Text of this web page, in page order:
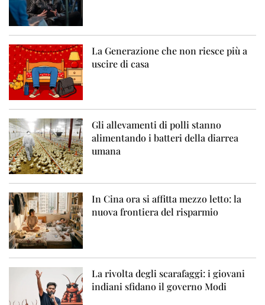
La Generazione che non riesce più a
uscire di casa
Gli allevamenti di polli stanno
alimentando i batteri della diarrea
umana
In Cina ora si affitta mezzo letto: la
nuova frontiera del risparmio
La rivolta degli scarafaggi: i giovani
indiani sfidano il governo Modi